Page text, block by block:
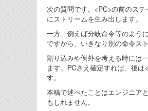
次の質問です。<PC>の前のス
にストリームを生み出します。
一方、例えば分岐命令等のよう
ですから、いきなり別の命令ス
割り込みや例外を考える時には
ます。PCさえ確定すれば、後
す。
本稿で述べたことはエンジニア
もしれません。